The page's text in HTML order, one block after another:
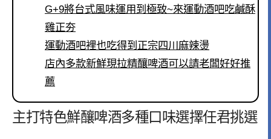
G+9將台式風味運用到極致~來運動酒吧吃鹹酥
雞正夯
運動酒吧裡也吃得到正宗四川麻辣燙
店內多款新鮮現拉精釀啤酒可以請老闆好好推
薦
主打特色鮮釀啤酒多種口味選擇任君挑選